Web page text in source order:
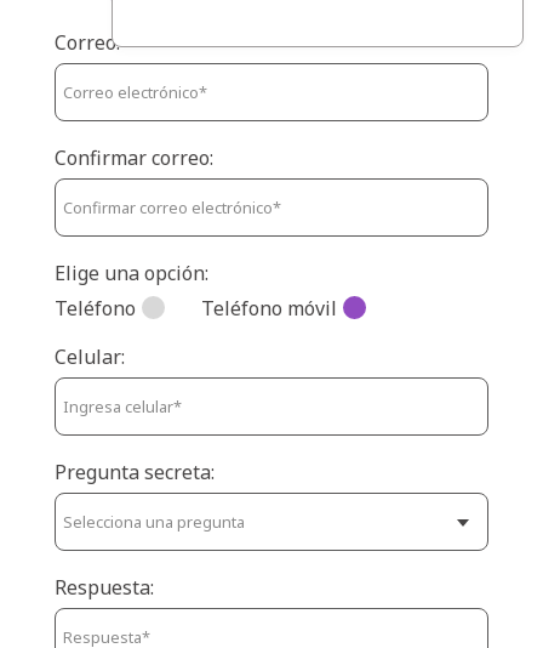
Correo:
Confirmar correo:
Elige una opción:
Teléfono
Teléfono móvil
Celular:
Pregunta secreta:
Respuesta: